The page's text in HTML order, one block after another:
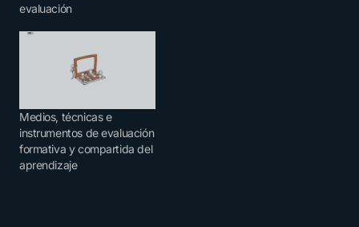
evaluación
Medios, técnicas e
instrumentos de evaluación
formativa y compartida del
aprendizaje